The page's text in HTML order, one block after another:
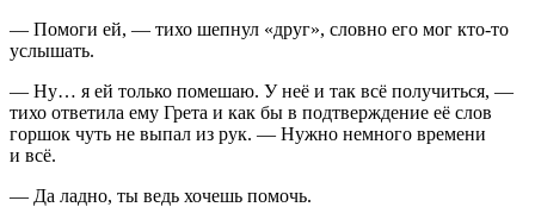
— Помоги ей, — тихо шепнул «друг», словно его мог кто-то
услышать.
— Ну… я ей только помешаю. У неё и так всё получиться, —
тихо ответила ему Грета и как бы в подтверждение её слов
горшок чуть не выпал из рук. — Нужно немного времени
и всё.
— Да ладно, ты ведь хочешь помочь.